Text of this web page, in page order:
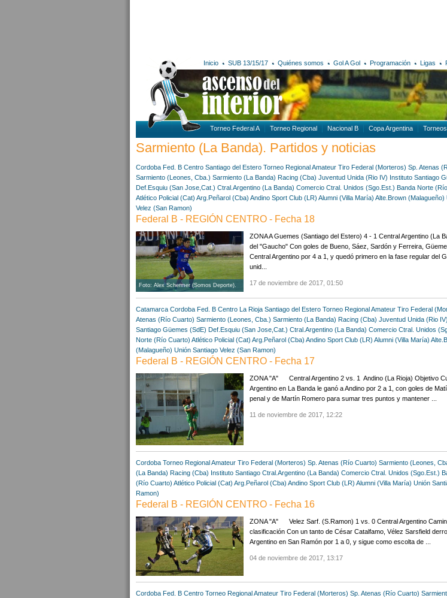
Inicio SUB 13/15/17 Quiénes somos Gol A Gol Programación Ligas
Torneo Federal A Torneo Regional Nacional B Copa Argentina
Sarmiento (La Banda). Partidos y noticias
Cordoba Fed. B Centro Santiago del Estero Torneo Regional Amateur Tiro Federal (Morteros) Sp. Atenas
Sarmiento (Leones, Cba.) Sarmiento (La Banda) Racing (Cba) Juventud Unida (Rio IV) Instituto Santiago
Def.Esquiu (San Jose,Cat.) Ctral.Argentino (La Banda) Comercio Ctral. Unidos (Sgo.Est.) Banda Norte
Atlético Policial (Cat) Arg.Peñarol (Cba) Andino Sport Club (LR) Alumni (Villa María) Alte.Brown (Malagueño)
Velez (San Ramon)
Federal B - REGIÓN CENTRO - Fecha 18
Foto: Alex Schermer (Somos Deporte).
ZONA A Guemes (Santiago del Estero) 4 - 1 Central Argentino (La
del "Gaucho" Con goles de Bueno, Sáez, Sardón y Ferreira,
Central Argentino por 4 a 1, y quedó primero en la fase regular del
unid...
17 de noviembre de 2017, 01:50
Catamarca Cordoba Fed. B Centro La Rioja Santiago del Estero Torneo Regional Amateur Tiro Federal
Atenas (Río Cuarto) Sarmiento (Leones, Cba.) Sarmiento (La Banda) Racing (Cba) Juventud Unida (Rio IV)
Santiago Güemes (SdE) Def.Esquiu (San Jose,Cat.) Ctral.Argentino (La Banda) Comercio Ctral. Unidos
Norte (Río Cuarto) Atlético Policial (Cat) Arg.Peñarol (Cba) Andino Sport Club (LR) Alumni (Villa María)
(Malagueño) Unión Santiago Velez (San Ramon)
Federal B - REGIÓN CENTRO - Fecha 17
ZONA "A" Central Argentino 2 vs. 1 Andino (La Rioja) Objetivo
Argentino en La Banda le ganó a Andino por 2 a 1, con goles de
penal y de Martín Romero para sumar tres puntos y mantener ...
11 de noviembre de 2017, 12:22
Cordoba Torneo Regional Amateur Tiro Federal (Morteros) Sp. Atenas (Río Cuarto) Sarmiento (Leones,
(La Banda) Racing (Cba) Instituto Santiago Ctral.Argentino (La Banda) Comercio Ctral. Unidos (Sgo.Est.)
(Río Cuarto) Atlético Policial (Cat) Arg.Peñarol (Cba) Andino Sport Club (LR) Alumni (Villa María) Unión
Ramon)
Federal B - REGIÓN CENTRO - Fecha 16
ZONA "A" Velez Sarf. (S.Ramon) 1 vs. 0 Central Argentino
clasificación Con un tanto de César Catalfamo, Vélez Sarsfield
Argentino en San Ramón por 1 a 0, y sigue como escolta de ...
04 de noviembre de 2017, 13:17
Cordoba Fed. B Centro Torneo Regional Amateur Tiro Federal (Morteros) Sp. Atenas (Río Cuarto)